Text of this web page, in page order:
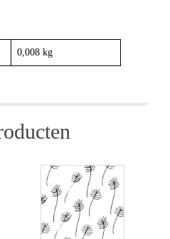
0,008 kg
View